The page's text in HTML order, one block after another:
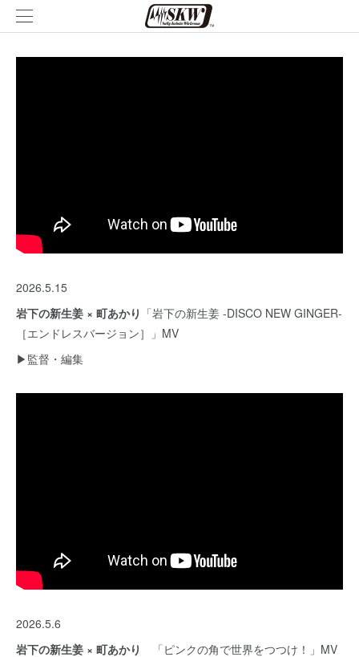
2026.5.15
岩下の新生姜 × 町あかり 「岩下の新生姜 -DISCO NEW GINGER-
［エンドレスバージョン］」MV
▶︎監督・編集
2026.5.6
岩下の新生姜 × 町あかり
「ピンクの角で世界をつつけ！」MV